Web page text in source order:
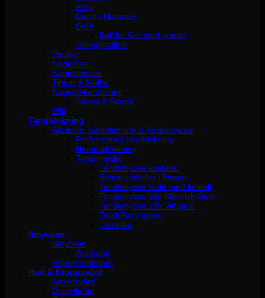
Akryl
Cuccio Naturale
Gelé
Builder Gel med pensel
Silke/glasfiber
Pedikyr
Nagelfilar
Nagelpenslar
Tippar & Mallar
Nageldekorationer
Strass & Stenar
Elfil
Tandblekning
Allt inom Tandblekning & Tandsmycke
Professionell tandblekning
Hemmablekning
Tandsmycke
Tandsmycke kristaller
Större kristaller i former
Tandsmycke Guld med kristall
Tandsmycke 18k Klassisk Guld
Tandsmycke 18k Vitt guld
ToothFairy gems
Twinkles
Smycken
Smycken
Armband
Hårdekorationer
Hud & Kroppsvård
Ansiktsvård
Duschkräm